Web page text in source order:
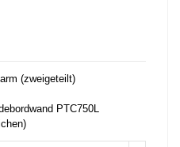
(zweigeteilt)
PTC750L